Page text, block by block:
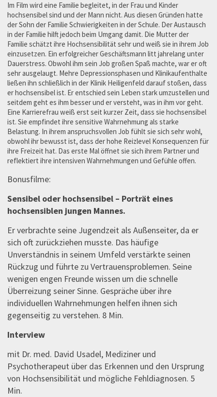
Im Film wird eine Familie begleitet, in der Frau und Kinder
hochsensibel sind und der Mann nicht. Aus diesen Gründen hatte
der Sohn der Familie Schwierigkeiten in der Schule. Der Austausch
in der Familie hilft jedoch beim Umgang damit. Die Mutter der
Familie schätzt ihre Hochsensibilität sehr und weiß sie in ihrem Job
einzusetzen. Ein erfolgreicher Geschäftsmann litt jahrelang unter
Dauerstress. Obwohl ihm sein Job großen Spaß machte, war er oft
sehr ausgelaugt. Mehre Depressionsphasen und Klinikaufenthalte
ließen ihn schließlich in der Klinik Heiligenfeld darauf stoßen, dass
er hochsensibel ist. Er entschied sein Leben stark umzustellen und
seitdem geht es ihm besser und er versteht, was in ihm vor geht.
Eine Karrierefrau weiß erst seit kurzer Zeit, dass sie hochsensibel
ist. Sie empfindet ihre sensitive Wahrnehmung als starke
Belastung. In ihrem anspruchsvollen Job fühlt sie sich sehr wohl,
obwohl ihr bewusst ist, dass der hohe Reizlevel Konsequenzen für
ihre Freizeit hat. Das erste Mal öffnet sie sich ihrem Partner und
reflektiert ihre intensiven Wahrnehmungen und Gefühle offen.
Bonusfilme:
Sensibel oder hochsensibel – Porträt eines
hochsensiblen jungen Mannes.
Er verbrachte seine Jugendzeit als Außenseiter, da er
sich oft zurückziehen musste. Das häufige
Unverständnis in seinem Umfeld verstärkte seinen
Rückzug und führte zu Vertrauensproblemen. Seine
wenigen engen Freunde wissen um die schnelle
Überreizung seiner Sinne. Gespräche über ihre
individuellen Wahrnehmungen helfen ihnen sich
gegenseitig zu verstehen. 8 Min.
Interview
mit Dr. med. David Usadel, Mediziner und
Psychotherapeut über das Erkennen und den Ursprung
von Hochsensibilität und mögliche Fehldiagnosen. 5
Min.